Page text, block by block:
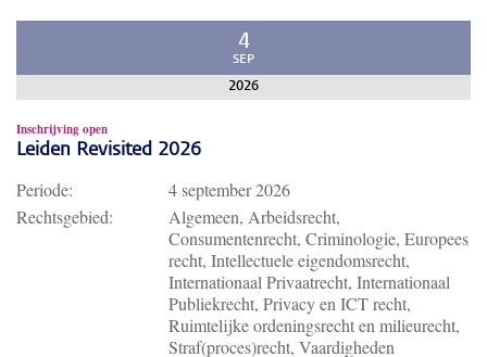
4
SEP
2026
Inschrijving open
Leiden Revisited 2026
Periode:
4 september 2026
Rechtsgebied:
Algemeen, Arbeidsrecht,
Consumentenrecht, Criminologie, Europees
recht, Intellectuele eigendomsrecht,
Internationaal Privaatrecht, Internationaal
Publiekrecht, Privacy en ICT recht,
Ruimtelijke ordeningsrecht en milieurecht,
Straf(proces)recht, Vaardigheden